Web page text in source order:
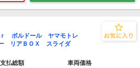
ｒ ボルドール ヤマモトレ
ー リアＢＯＸ スライダ
支払総額
車両価格